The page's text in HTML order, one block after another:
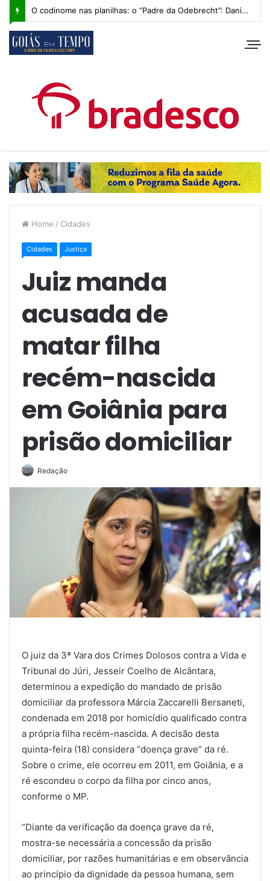
O codinome nas planilhas: o “Padre da Odebrecht”: Daniel Vilela e os bastidores de 2014
Home / Cidades
Cidades Justiça
Juiz manda
acusada de
matar filha
recém-nascida
em Goiânia para
prisão domiciliar
Redação
O juiz da 3ª Vara dos Crimes Dolosos contra a Vida e
Tribunal do Júri, Jesseir Coelho de Alcântara,
determinou a expedição do mandado de prisão
domiciliar da professora Márcia Zaccarelli Bersaneti,
condenada em 2018 por homicídio qualificado contra
a própria filha recém-nascida. A decisão desta
quinta-feira (18) considera “doença grave” da ré.
Sobre o crime, ele ocorreu em 2011, em Goiânia, e a
ré escondeu o corpo da filha por cinco anos,
conforme o MP.
“Diante da verificação da doença grave da ré,
mostra-se necessária a concessão da prisão
domiciliar, por razões humanitárias e em observância
ao princípio da dignidade da pessoa humana, sem